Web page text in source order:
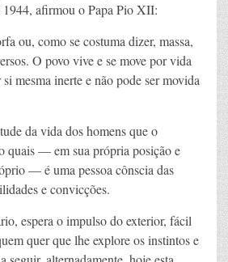
afirmou o Papa Pio XII:
ou, como se costuma dizer, massa,
O povo vive e se move por vida
mesma inerte e não pode ser movida
da vida dos homens que o
quais — em sua própria posição e
— é uma pessoa cônscia das
e convicções.
espera o impulso do exterior, fácil
quer que lhe explore os instintos e